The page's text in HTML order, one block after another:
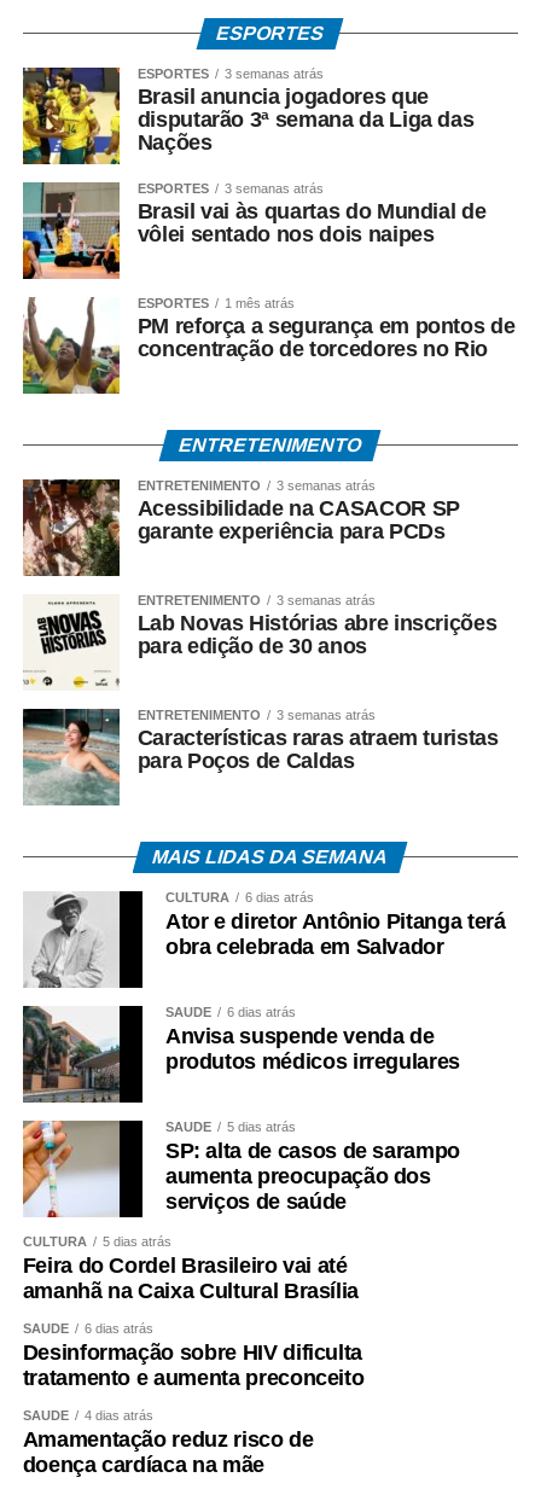
O Banco do Brasil faz o pagamento por:
• Crédito em conta bancária;
• Saque presencial nas agências, para quem não é
correntista e não possui chave Pix.
Como consultar
Os trabalhadores podem verificar informações sobre
valor, data e habilitação pelos seguintes canais:
• Aplicativo Carteira de Trabalho Digital;
• Portal Gov.br;
• Telefone 158 (Ministério do Trabalho);
• Aplicativos Caixa Tem e Benefícios Sociais Caixa;
• Atendimento Caixa ao Cidadão: 0800-726-0207.
A expectativa é que, em 2026, cerca de 22,2 milhões
de trabalhadores recebam o abono salarial.
WhatsApp
Facebook
Twitter
Messenger
LinkedIn
Share
ESPORTES
ESPORTES 3 semanas atrás
Brasil anuncia jogadores que
disputarão 3ª semana da Liga das
Nações
ESPORTES 3 semanas atrás
Brasil vai às quartas do Mundial de
vôlei sentado nos dois naipes
ESPORTES 1 mês atrás
PM reforça a segurança em pontos de
concentração de torcedores no Rio
ENTRETENIMENTO
ENTRETENIMENTO 3 semanas atrás
Acessibilidade na CASACOR SP
garante experiência para PCDs
ENTRETENIMENTO 3 semanas atrás
Lab Novas Histórias abre inscrições
para edição de 30 anos
ENTRETENIMENTO 3 semanas atrás
Características raras atraem turistas
para Poços de Caldas
MAIS LIDAS DA SEMANA
CULTURA 6 dias atrás
Ator e diretor Antônio Pitanga terá
obra celebrada em Salvador
SAÚDE 6 dias atrás
Anvisa suspende venda de
produtos médicos irregulares
SAÚDE 5 dias atrás
SP: alta de casos de sarampo
aumenta preocupação dos
serviços de saúde
CULTURA 5 dias atrás
Feira do Cordel Brasileiro vai até
amanhã na Caixa Cultural Brasília
SAÚDE 6 dias atrás
Desinformação sobre HIV dificulta
tratamento e aumenta preconceito
SAÚDE 4 dias atrás
Amamentação reduz risco de
doença cardíaca na mãe